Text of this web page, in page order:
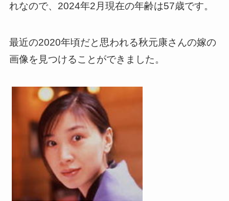
れなので、2024年2月現在の年齢は57歳です。
最近の2020年頃だと思われる秋元康さんの嫁の
画像を見つけることができました。